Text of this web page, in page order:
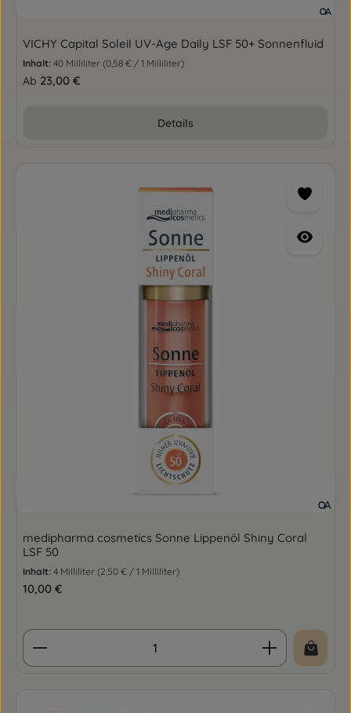
VICHY Capital Soleil UV-Age Daily LSF 50+ Sonnenfluid
Inhalt: 40 Milliliter (0,58 € / 1 Milliliter)
Regulärer Preis:
Ab 23,00 €
Details
medipharma cosmetics Sonne Lippenöl Shiny Coral
LSF 50
Inhalt: 4 Milliliter (2,50 € / 1 Milliliter)
Regulärer Preis:
10,00 €
Produkt Anzahl: Gib den gewünschten Wert